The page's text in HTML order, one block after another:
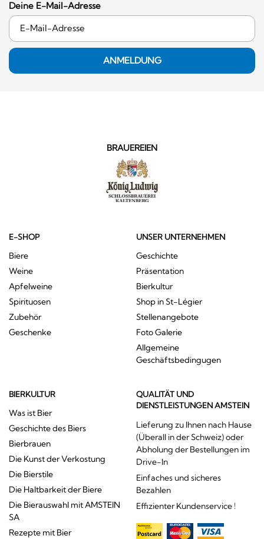
Deine E-Mail-Adresse
ANMELDUNG
BRAUEREIEN
E-SHOP
Biere
Weine
Apfelweine
Spirituosen
Zubehör
Geschenke
UNSER UNTERNEHMEN
Geschichte
Präsentation
Bierkultur
Shop in St-Légier
Stellenangebote
Foto Galerie
Allgemeine
Geschäftsbedingugen
BIERKULTUR
Was ist Bier
Geschichte des Biers
Bierbrauen
Die Kunst der Verkostung
Die Bierstile
Die Haltbarkeit der Biere
Die Bierauswahl mit AMSTEIN
SA
Rezepte mit Bier
QUALITÄT UND
DIENSTLEISTUNGEN AMSTEIN
Lieferung zu Ihnen nach Hause
(Überall in der Schweiz) oder
Abholung der Bestellungen im
Drive-In
Einfaches und sicheres
Bezahlen
Effizienter Kundenservice !